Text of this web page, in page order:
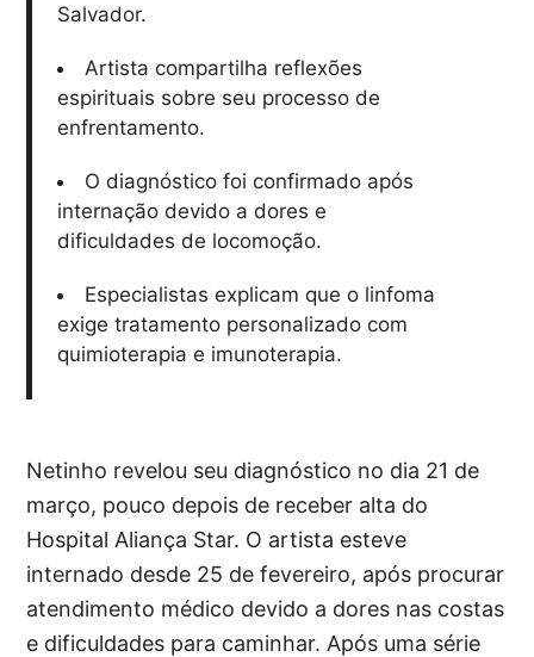
Salvador.
Artista compartilha reflexões
espirituais sobre seu processo de
enfrentamento.
O diagnóstico foi confirmado após
internação devido a dores e
dificuldades de locomoção.
Especialistas explicam que o linfoma
exige tratamento personalizado com
quimioterapia e imunoterapia.
Netinho revelou seu diagnóstico no dia 21 de
março, pouco depois de receber alta do
Hospital Aliança Star. O artista esteve
internado desde 25 de fevereiro, após procurar
atendimento médico devido a dores nas costas
e dificuldades para caminhar. Após uma série